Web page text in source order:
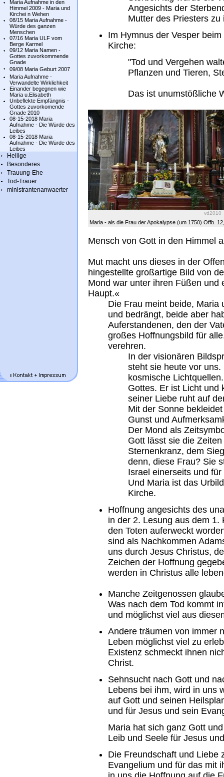
Maria Aufnahme in den
Himmel 2009 - Maria und
Kirchei n Wehen
08/15 Maria Aufnahme -
Würde des ganzen
Menschen
07/16 Maria ULF vom
Berge Karmel
09/12 Maria Namen -
Gottes zuvorkommende
Gnade
09/08 Maria Geburt 2007
Maria Aufnahme -
Verwandelte Wirklichkeit
Einander begegnen wie
Maria u.Elisabeth
Unbeflekte Empfängnis -
Gottes zuvorkomende
Gnade 2010
08-15-2018 Maria
Aufnahme - Die Würde des
Leibes
08-15-2018 Maria
Aufnahme - Die Würde des
Leibes
Heilige
Besonderes
Trauung-Ehe
Tod-Trauer
ministrantenanwaerter
Angesichts der
Mutter des Priesters
Im Hymnus der Vesper
Kirche:
"Tod und Vergehen
Pflanzen und Tieren,
Das ist unumstößliche
vd2010
Maria - als die Frau der Apokalypse (um 1750) Offb.
Mensch von Gott in den Himmel
Mut macht uns dieses in der
hingestellte großartige Bild von
Mond war unter ihren Füßen und
Haupt.«
Die Frau meint beide, Maria
und bedrängt, beide aber
Auferstandenen, den der
großes Hoffnungsbild für
verehren.
In der visionären
steht sie heute vor
kosmische
Gottes. Er ist Licht und
seiner Liebe ruht auf
Mit der Sonne
Gunst und
Der Mond als
Gott lässt sie die
Sternenkranz, dem
denn, diese Frau? Sie
Israel einerseits und
Und Maria ist das
Kirche.
Hoffnung angesichts des
in der 2. Lesung aus dem
den Toten auferweckt
sind als Nachkommen
uns durch Jesus Christus,
Zeichen der Hoffnung
werden in Christus alle
Manche Zeitgenossen
Was nach dem Tod kommt
und möglichst viel aus
Andere träumen von immer
Leben möglichst viel zu
Existenz schmeckt ihnen
Christ.
Sehnsucht nach Gott und
Lebens bei ihm, wird in uns
auf Gott und seinen
und für Jesus und sein
Maria hat sich ganz Gott
Leib und Seele für Jesus
Die Freundschaft und Liebe
Evangelium und für das mit